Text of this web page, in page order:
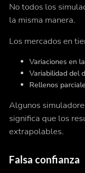
No todos los
la misma manera.
Los mercados en
Variaciones en
Variabilidad del
Rellenos
Algunos
significa que los
extrapolables.
Falsa confianza